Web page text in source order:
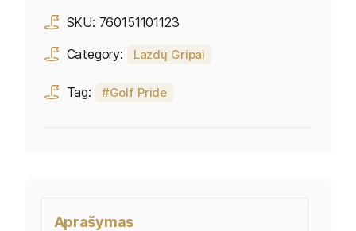
SKU: 760151101123
Category:
Lazdų Gripai
Tag: Golf Pride
Aprašymas